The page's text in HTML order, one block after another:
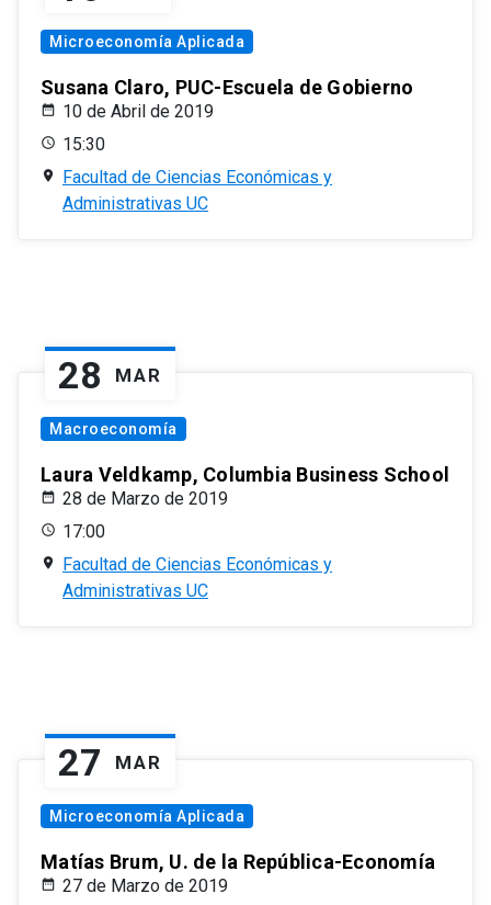
Microeconomía Aplicada
Susana Claro, PUC-Escuela de Gobierno
10 de Abril de 2019
15:30
Facultad de Ciencias Económicas y
Administrativas UC
28 MAR
Macroeconomía
Laura Veldkamp, Columbia Business School
28 de Marzo de 2019
17:00
Facultad de Ciencias Económicas y
Administrativas UC
27 MAR
Microeconomía Aplicada
Matías Brum, U. de la República-Economía
27 de Marzo de 2019